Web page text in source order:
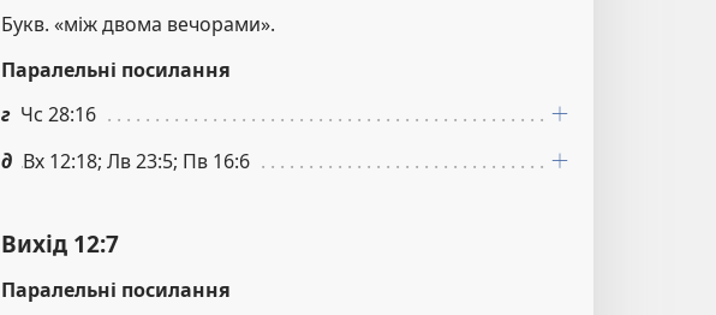
Букв. «між двома вечорами».
Паралельні посилання
г Чс 28:16
д Вх 12:18; Лв 23:5; Пв 16:6
Вихід 12:7
Паралельні посилання